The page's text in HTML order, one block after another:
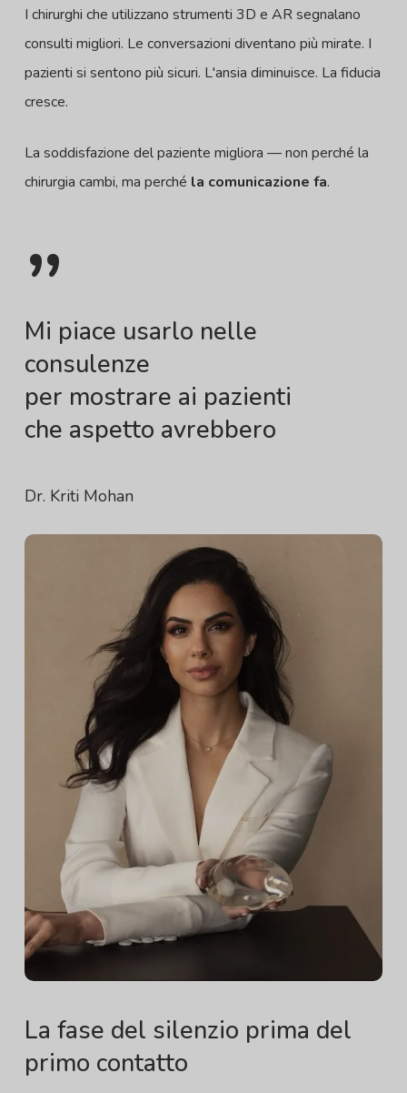
I chirurghi che utilizzano strumenti 3D e AR segnalano
consulti migliori. Le conversazioni diventano più mirate. I
pazienti si sentono più sicuri. L'ansia diminuisce. La fiducia
cresce.
La soddisfazione del paziente migliora — non perché la
chirurgia cambi, ma perché la comunicazione fa.
”
Mi piace usarlo nelle
consulenze
per mostrare ai pazienti
che aspetto avrebbero
Dr. Kriti Mohan
La fase del silenzio prima del
primo contatto